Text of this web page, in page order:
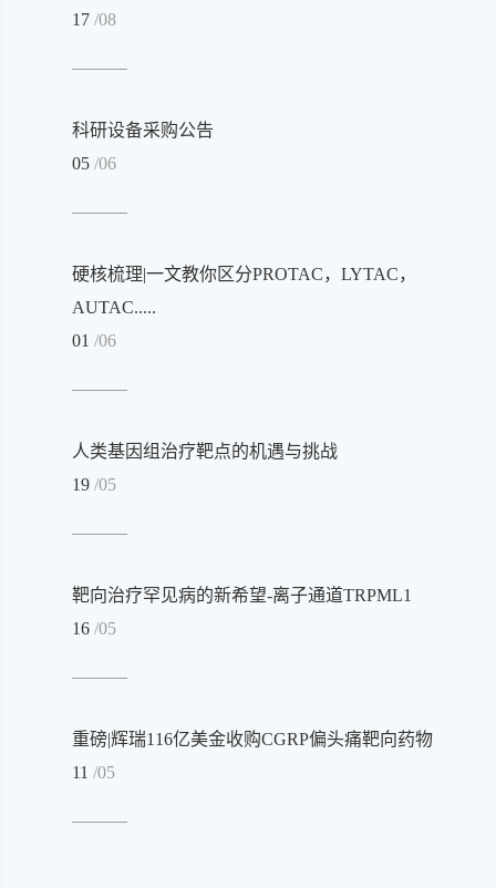
17/08
科研设备采购公告
05/06
硬核梳理|一文教你区分PROTAC，LYTAC，
AUTAC.....
01/06
人类基因组治疗靶点的机遇与挑战
19/05
靶向治疗罕见病的新希望-离子通道TRPML1
16/05
重磅|辉瑞116亿美金收购CGRP偏头痛靶向药物
11/05